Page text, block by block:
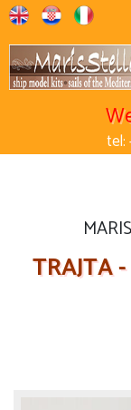
tel:
TRAJTA